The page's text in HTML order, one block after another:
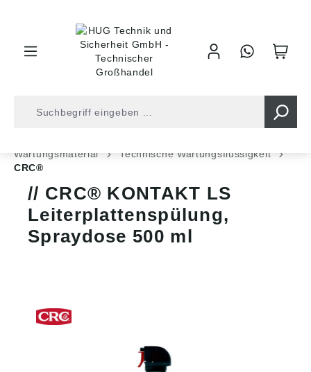
Wartungsmaterial
Technische Wartungsflüssigkeit
CRC®
CRC® KONTAKT LS
Leiterplattenspülung,
Spraydose 500 ml